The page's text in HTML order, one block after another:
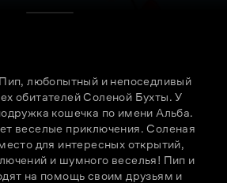
любопытный и непоседливый
обитателей Соленой Бухты. У
кошечка по имени Альба.
веселые приключения. Соленая
для интересных открытий,
и шумного веселья! Пип и
на помощь своим друзьям и